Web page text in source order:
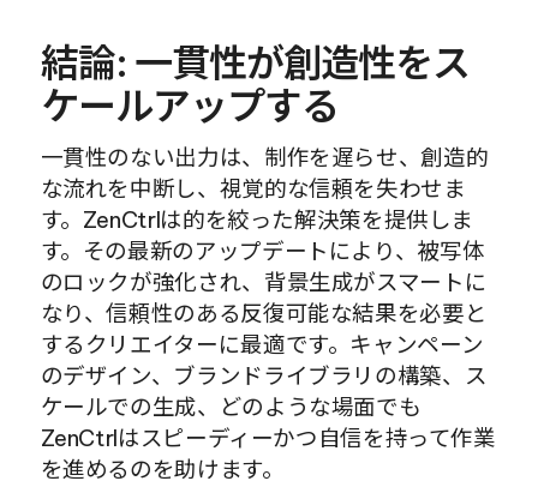
結論: 一貫性が創造性をス
ケールアップする
一貫性のない出力は、制作を遅らせ、創造的
な流れを中断し、視覚的な信頼を失わせま
す。ZenCtrlは的を絞った解決策を提供しま
す。その最新のアップデートにより、被写体
のロックが強化され、背景生成がスマートに
なり、信頼性のある反復可能な結果を必要と
するクリエイターに最適です。キャンペーン
のデザイン、ブランドライブラリの構築、ス
ケールでの生成、どのような場面でも
ZenCtrlはスピーディーかつ自信を持って作業
を進めるのを助けます。